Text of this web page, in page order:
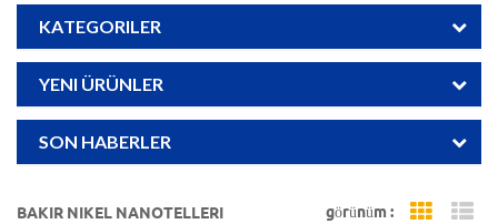
KATEGORILER
YENI ÜRÜNLER
SON HABERLER
BAKIR NIKEL NANOTELLERI görünüm : Grid